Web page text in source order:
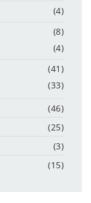
(4)
(8)
(4)
(41)
(33)
(46)
(25)
(3)
(15)